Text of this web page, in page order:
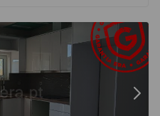
- 9